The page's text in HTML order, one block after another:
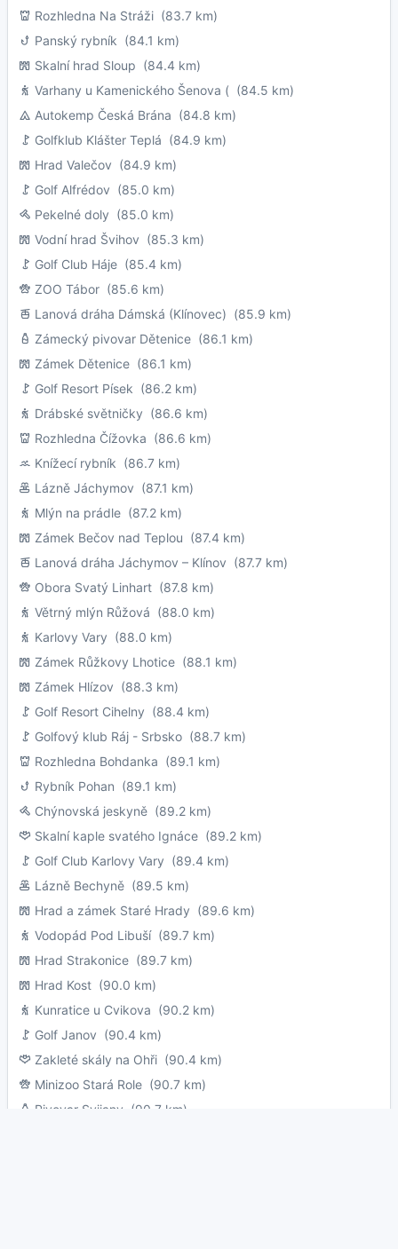
Rozhledna Na Stráži (83.7 km)
Panský rybník (84.1 km)
Skalní hrad Sloup (84.4 km)
Varhany u Kamenického Šenova ( (84.5 km)
Autokemp Česká Brána (84.8 km)
Golfklub Klášter Teplá (84.9 km)
Hrad Valečov (84.9 km)
Golf Alfrédov (85.0 km)
Pekelné doly (85.0 km)
Vodní hrad Švihov (85.3 km)
Golf Club Háje (85.4 km)
ZOO Tábor (85.6 km)
Lanová dráha Dámská (Klínovec) (85.9 km)
Zámecký pivovar Dětenice (86.1 km)
Zámek Dětenice (86.1 km)
Golf Resort Písek (86.2 km)
Drábské světničky (86.6 km)
Rozhledna Čížovka (86.6 km)
Knížecí rybník (86.7 km)
Lázně Jáchymov (87.1 km)
Mlýn na prádle (87.2 km)
Zámek Bečov nad Teplou (87.4 km)
Lanová dráha Jáchymov – Klínov (87.7 km)
Obora Svatý Linhart (87.8 km)
Větrný mlýn Růžová (88.0 km)
Karlovy Vary (88.0 km)
Zámek Růžkovy Lhotice (88.1 km)
Zámek Hlízov (88.3 km)
Golf Resort Cihelny (88.4 km)
Golfový klub Ráj - Srbsko (88.7 km)
Rozhledna Bohdanka (89.1 km)
Rybník Pohan (89.1 km)
Chýnovská jeskyně (89.2 km)
Skalní kaple svatého Ignáce (89.2 km)
Golf Club Karlovy Vary (89.4 km)
Lázně Bechyně (89.5 km)
Hrad a zámek Staré Hrady (89.6 km)
Vodopád Pod Libuší(89.7 km)
Hrad Strakonice (89.7 km)
Hrad Kost (90.0 km)
Kunratice u Cvikova (90.2 km)
Golf Janov (90.4 km)
Zakleté skály na Ohři (90.4 km)
Minizoo Stará Role (90.7 km)
Pivovar Svijany (90.7 km)